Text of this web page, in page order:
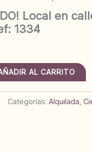
Local en
1334
AL CARRITO
Categorías: Alquilada